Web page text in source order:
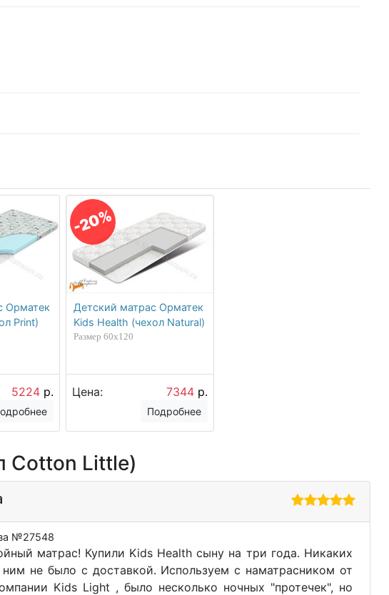
Орматек
Print)
5224 р.
-20%
Детский матрас Орматек
Kids Health (чехол Natural)
Размер 60х120
Цена: 7344 р.
Подробнее
Cotton Little)
№27548
матрас! Купили Kids Health сыну на три года. Никаких
не было с доставкой. Используем с наматрасником от
Kids Light , было несколько ночных "протечек", но